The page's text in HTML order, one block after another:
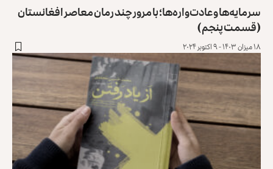
سرمایه‌ها و عادت‌واره‌ها؛ با مرور چند رمان معاصر افغانستان
(قسمت پنجم)
۱۸ میزان ۱۴۰۳ - ۹ اکتوبر ۲۰۲۴